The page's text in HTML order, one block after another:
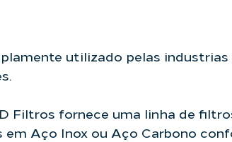
utilizado pelas industrias
Filtros fornece uma linha de
Aço Inox ou Aço Carbono